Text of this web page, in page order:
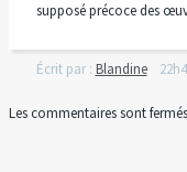
supposé précoce des
Écrit par : Blandine
Les commentaires sont